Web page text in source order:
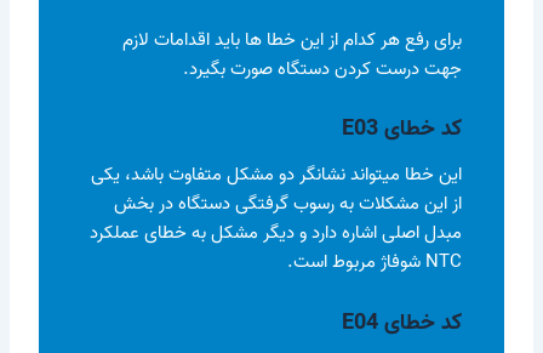
برای رفع هر کدام از این خطا ها باید اقدامات لازم
جهت درست کردن دستگاه صورت بگیرد.
کد خطای E03
این خطا میتواند نشانگر دو مشکل متفاوت باشد، یکی
از این مشکلات به رسوب گرفتگی دستگاه در بخش
مبدل اصلی اشاره دارد و دیگر مشکل به خطای عملکرد
NTC شوفاژ مربوط است.
کد خطای E04